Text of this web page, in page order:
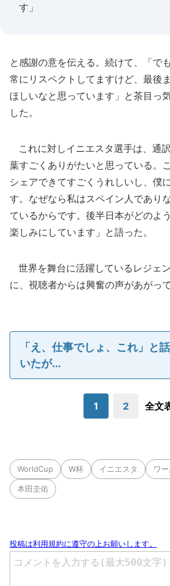
す」
と感謝の意を伝える。続けて、「で
常にリスペクトしてますけど、最後
ほしいなと思っています」と茶目っ
した。
これに対しイニエスタ選手は、通
葉すごくありがたいと思っている。
シェアできてすごくうれしいし、僕
す。なぜなら私はスペイン人であり
ているからです。後半日本がどのよ
楽しみにしています」と語った。
世界を舞台に活躍しているレジェ
に、視聴者からは興奮の声があがって
「え、仕事でしょ、これ」と
いたが...
1 2 全文
WorldCup W杯 イニエスタ ワ
本田圭佑